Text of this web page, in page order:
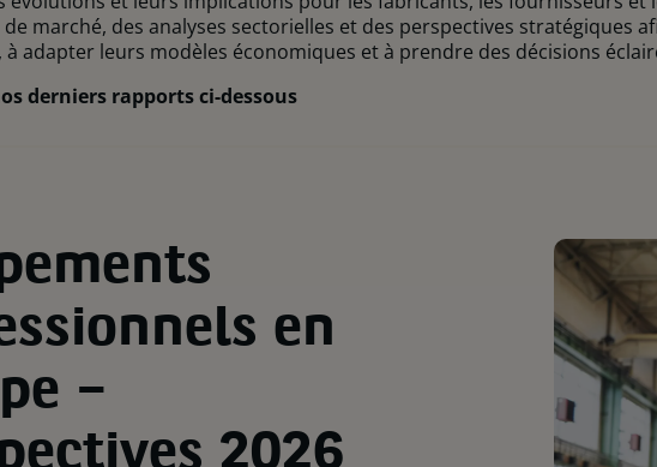
marché, des analyses sectorielles et des perspectives stratégiques
à adapter leurs modèles économiques et à prendre des décisions
derniers rapports ci-dessous
en
–
2026